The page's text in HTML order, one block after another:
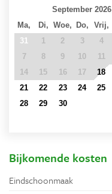
September 2026
Ma,
Di, Woe, Do, Vrij,
31
1 2 3 4
7
8 9 10 11
14
15 16 17 18
21
22 23 24 25
28
29 30
Bijkomende kosten
Eindschoonmaak